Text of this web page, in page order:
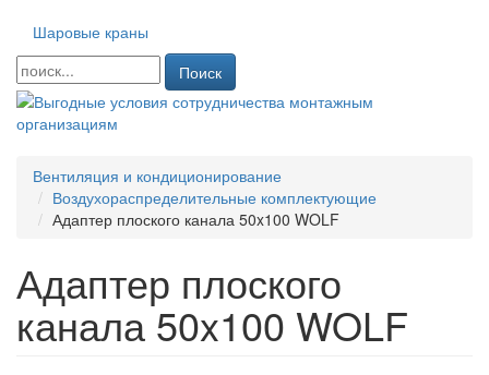
Шаровые краны
Поиск
Вентиляция и кондиционирование
Воздухораспределительные комплектующие
Адаптер плоского канала 50x100 WOLF
Адаптер плоского
канала 50x100 WOLF